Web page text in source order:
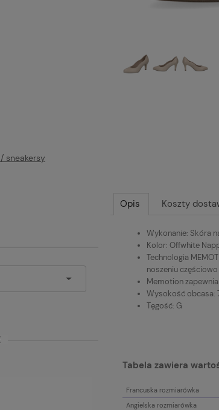
sneakersy
Opis Koszty
Wykonanie: Skóra
Kolor: Offwhite
Technologia
noszeniu
Memotion
Wysokość obcasa:
Tęgość: G
Tabela zawiera
Francuska rozmiarówka
Angielska rozmiarówka